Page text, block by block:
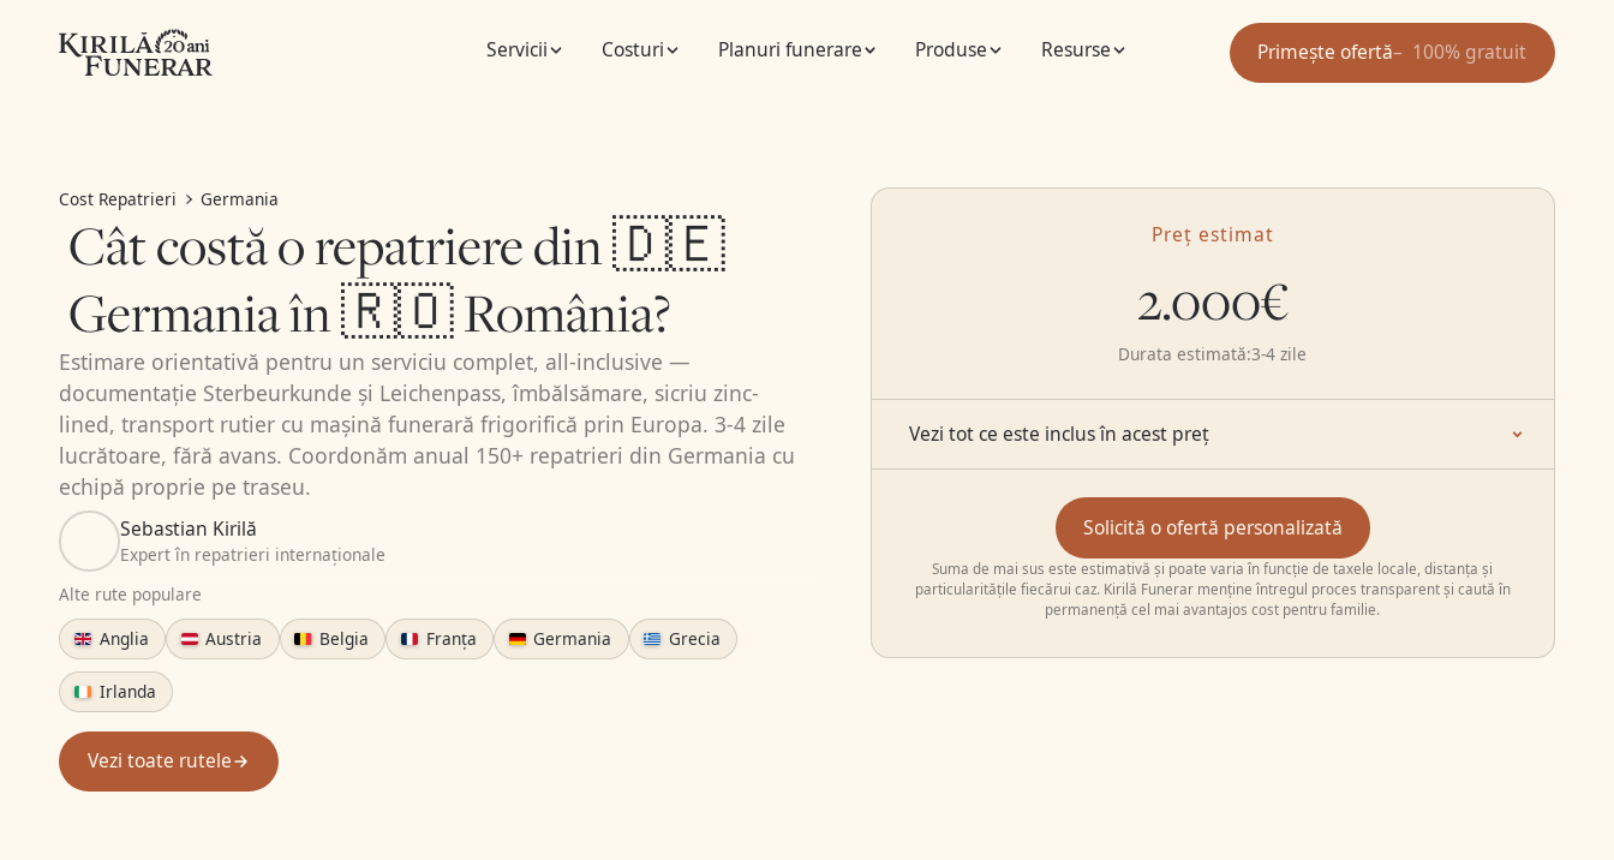
Servicii Costuri Planuri funerare Produse Resurse Primește ofertă 100% gratuit
Cost Repatrieri Germania
Cât costă o repatriere din 🇩🇪
Germania în 🇷🇴 România?
Estimare orientativă pentru un serviciu complet, all-inclusive —
documentație Sterbeurkunde și Leichenpass, îmbălsămare, sicriu zinc-
lined, transport rutier cu mașină funerară frigorifică prin Europa. 3-4 zile
lucrătoare, fără avans. Coordonăm anual 150+ repatrieri din Germania cu
echipă proprie pe traseu.
Sebastian Kirilă
Expert în repatrieri internaționale
Alte rute populare
Anglia
Austria Belgia Franța Germania Grecia
Irlanda
Vezi toate rutele
Preț estimat
2.000€
Durata estimată:3-4 zile
Vezi tot ce este inclus în acest preț
Solicită o ofertă personalizată
Suma de mai sus este estimativă și poate varia în funcție de taxele locale, distanța și
particularitățile fiecărui caz. Kirilă Funerar menține întregul proces transparent și caută în
permanență cel mai avantajos cost pentru familie.